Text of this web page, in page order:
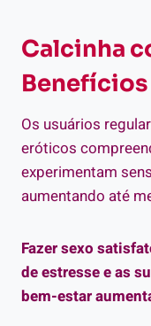
Calcinha
Benefícios
Os usuários
eróticos
experimentam
aumentando até
Fazer sexo
de estresse e as
bem-estar